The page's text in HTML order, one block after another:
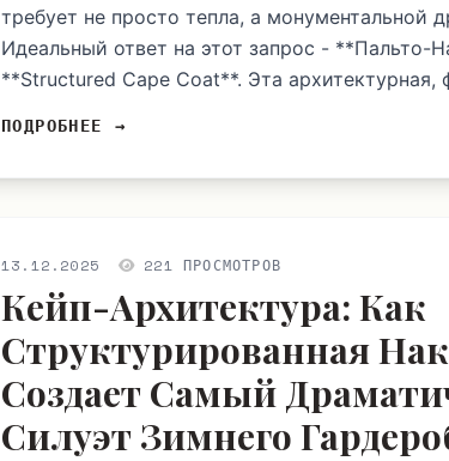
требует не просто тепла, а монументальной
Идеальный ответ на этот запрос - **Пальто-
**Structured Cape Coat**. Эта архитектурная,
ПОДРОБНЕЕ →
13.12.2025 221 ПРОСМОТРОВ
Кейп-Архитектура: Как
Структурированная
Создает Самый
Силуэт Зимнего